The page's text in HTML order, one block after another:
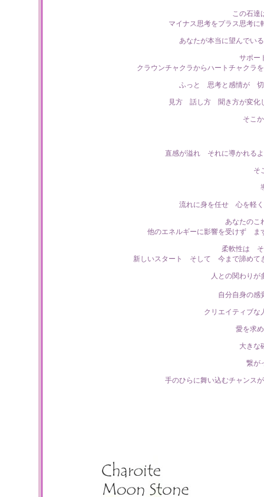
この石達
マイナス思考をプラス思考
あなたが本当に望んでい
サポー
クラウンチャクラからハートチャクラ
ふっと 思考と感情が 切
見方 話し方 聞き方が変化
そこ
直感が溢れ それに導かれる
そ
流れに身を任せ 心を軽く
あなたのこ
他のエネルギーに影響を受けず
柔軟性は そ
新しいスタート そして 今まで諦めて
人との関わり
自分自身の感
クリエイティブ
愛を求
大きな
繋が
手のひらに舞い込むチャンス